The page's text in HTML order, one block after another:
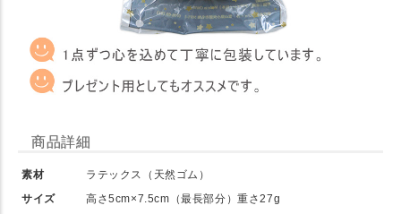
商品詳細
素材
ラテックス（天然ゴム）
サイズ
高さ5cm×7.5cm（最長部分）重さ27g